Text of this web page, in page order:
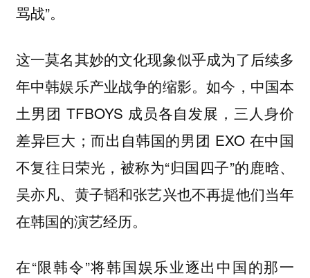
骂战”。
这一莫名其妙的文化现象似乎成为了后续多
年中韩娱乐产业战争的缩影。如今，中国本
土男团 TFBOYS 成员各自发展，三人身价
差异巨大；而出自韩国的男团 EXO 在中国
不复往日荣光，被称为“归国四子”的鹿晗、
吴亦凡、黄子韬和张艺兴也不再提他们当年
在韩国的演艺经历。
在“限韩令”将韩国娱乐业逐出中国的那一